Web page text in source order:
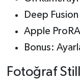
Deep
Apple
Bonus:
Fotoğraf